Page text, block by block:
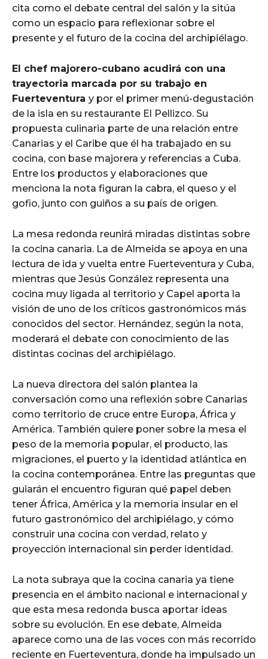
cita como el debate central del salón y la sitúa
como un espacio para reflexionar sobre el
presente y el futuro de la cocina del archipiélago.
El chef majorero-cubano acudirá con una
trayectoria marcada por su trabajo en
Fuerteventura y por el primer menú-degustación
de la isla en su restaurante El Pellizco. Su
propuesta culinaria parte de una relación entre
Canarias y el Caribe que él ha trabajado en su
cocina, con base majorera y referencias a Cuba.
Entre los productos y elaboraciones que
menciona la nota figuran la cabra, el queso y el
gofio, junto con guiños a su país de origen.
La mesa redonda reunirá miradas distintas sobre
la cocina canaria. La de Almeida se apoya en una
lectura de ida y vuelta entre Fuerteventura y Cuba,
mientras que Jesús González representa una
cocina muy ligada al territorio y Capel aporta la
visión de uno de los críticos gastronómicos más
conocidos del sector. Hernández, según la nota,
moderará el debate con conocimiento de las
distintas cocinas del archipiélago.
La nueva directora del salón plantea la
conversación como una reflexión sobre Canarias
como territorio de cruce entre Europa, África y
América. También quiere poner sobre la mesa el
peso de la memoria popular, el producto, las
migraciones, el puerto y la identidad atlántica en
la cocina contemporánea. Entre las preguntas que
guiarán el encuentro figuran qué papel deben
tener África, América y la memoria insular en el
futuro gastronómico del archipiélago, y cómo
construir una cocina con verdad, relato y
proyección internacional sin perder identidad.
La nota subraya que la cocina canaria ya tiene
presencia en el ámbito nacional e internacional y
que esta mesa redonda busca aportar ideas
sobre su evolución. En ese debate, Almeida
aparece como una de las voces con más recorrido
reciente en Fuerteventura, donde ha impulsado un